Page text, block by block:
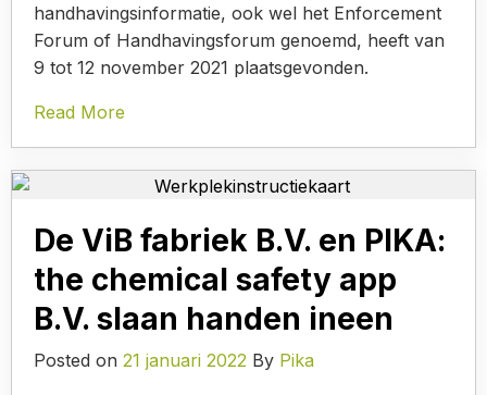
handhavingsinformatie, ook wel het Enforcement
Forum of Handhavingsforum genoemd, heeft van
9 tot 12 november 2021 plaatsgevonden.
Read More
De ViB fabriek B.V. en PIKA:
the chemical safety app
B.V. slaan handen ineen
Posted on 21 januari 2022 By Pika